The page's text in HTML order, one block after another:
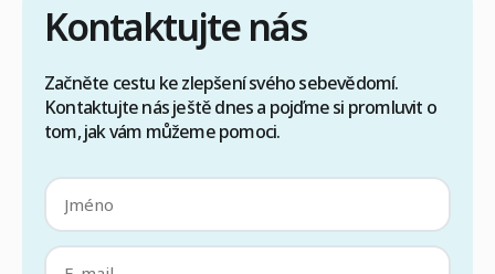
Kontaktujte nás
Začněte cestu ke zlepšení svého sebevědomí.
Kontaktujte nás ještě dnes a pojďme si promluvit o
tom, jak vám můžeme pomoci.